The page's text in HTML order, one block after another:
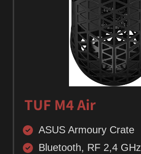
TUF M4 Air
ASUS Armoury Crate
Bluetooth, RF 2,4 GHz